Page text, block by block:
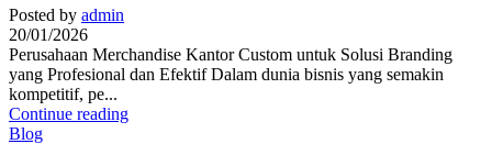
Posted by admin
20/01/2026
Perusahaan Merchandise Kantor Custom untuk Solusi Branding
yang Profesional dan Efektif Dalam dunia bisnis yang semakin
kompetitif, pe...
Continue reading
Blog